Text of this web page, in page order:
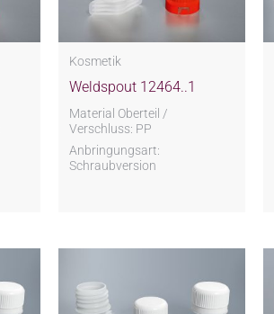
Kosmetik
Weldspout 12464..1
Material Oberteil /
Verschluss: PP
Anbringungsart:
Schraubversion